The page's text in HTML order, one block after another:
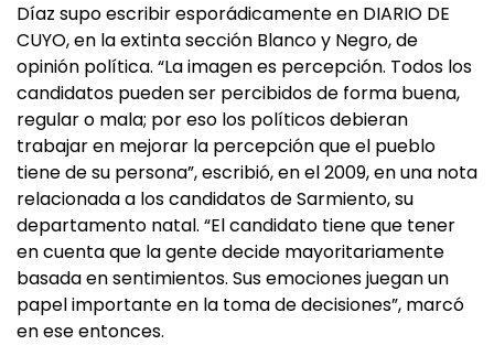
Díaz supo escribir esporádicamente en DIARIO DE
CUYO, en la extinta sección Blanco y Negro, de
opinión política. “La imagen es percepción. Todos los
candidatos pueden ser percibidos de forma buena,
regular o mala; por eso los políticos debieran
trabajar en mejorar la percepción que el pueblo
tiene de su persona”, escribió, en el 2009, en una nota
relacionada a los candidatos de Sarmiento, su
departamento natal. “El candidato tiene que tener
en cuenta que la gente decide mayoritariamente
basada en sentimientos. Sus emociones juegan un
papel importante en la toma de decisiones”, marcó
en ese entonces.